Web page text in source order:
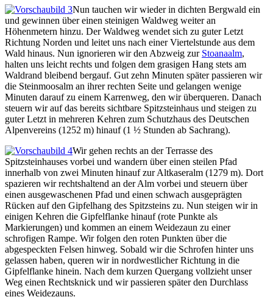
Nun tauchen wir wieder in dichten Bergwald ein
und gewinnen über einen steinigen Waldweg weiter an
Höhenmetern hinzu. Der Waldweg wendet sich zu guter Letzt
Richtung Norden und leitet uns nach einer Viertelstunde aus dem
Wald hinaus. Nun ignorieren wir den Abzweig zur Stoanaalm,
halten uns leicht rechts und folgen dem grasigen Hang stets am
Waldrand bleibend bergauf. Gut zehn Minuten später passieren wir
die Steinmoosalm an ihrer rechten Seite und gelangen wenige
Minuten darauf zu einem Karrenweg, den wir überqueren. Danach
steuern wir auf das bereits sichtbare Spitzsteinhaus und steigen zu
guter Letzt in mehreren Kehren zum Schutzhaus des Deutschen
Alpenvereins (1252 m) hinauf (1 ½ Stunden ab Sachrang).
Wir gehen rechts an der Terrasse des
Spitzsteinhauses vorbei und wandern über einen steilen Pfad
innerhalb von zwei Minuten hinauf zur Altkaseralm (1279 m). Dort
spazieren wir rechtshaltend an der Alm vorbei und steuern über
einen ausgewaschenen Pfad und einen schwach ausgeprägten
Rücken auf den Gipfelhang des Spitzsteins zu. Nun steigen wir in
einigen Kehren die Gipfelflanke hinauf (rote Punkte als
Markierungen) und kommen an einem Weidezaun zu einer
schrofigen Rampe. Wir folgen den roten Punkten über die
abgespeckten Felsen hinweg. Sobald wir die Schrofen hinter uns
gelassen haben, queren wir in nordwestlicher Richtung in die
Gipfelflanke hinein. Nach dem kurzen Quergang vollzieht unser
Weg einen Rechtsknick und wir passieren später den Durchlass
eines Weidezauns.